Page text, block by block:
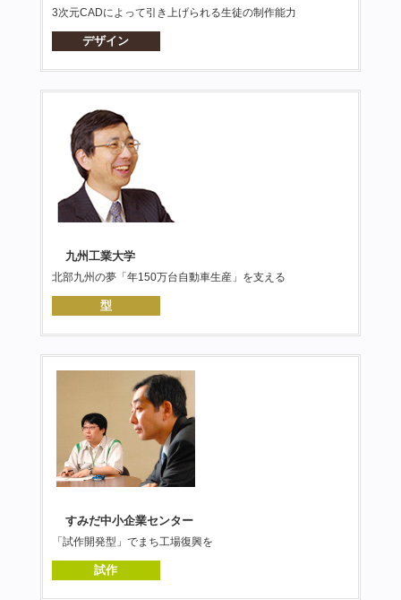
3次元CADによって引き上げられる生徒の制作能力
デザイン
九州工業大学
北部九州の夢「年150万台自動車生産」を支える
型
すみだ中小企業センター
「試作開発型」でまち工場復興を
試作